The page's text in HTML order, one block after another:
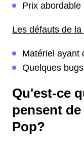
Prix abordable
Les défauts de
Matériel ayant
Quelques
Qu'est-ce
pensent
Pop?